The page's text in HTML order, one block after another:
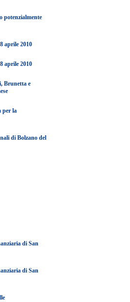
potenzialmente
aprile 2010
aprile 2010
Brunetta e
per la
di Bolzano del
di San
di San